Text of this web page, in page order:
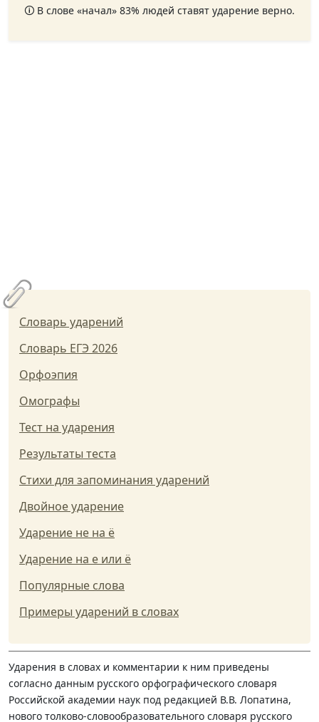
🛈 В слове «начал» 83% людей ставят ударение верно.
Словарь ударений
Словарь ЕГЭ 2026
Орфоэпия
Омографы
Тест на ударения
Результаты теста
Стихи для запоминания ударений
Двойное ударение
Ударение не на ё
Ударение на е или ё
Популярные слова
Примеры ударений в словах
Ударения в словах и комментарии к ним приведены
согласно данным русского орфографического словаря
Российской академии наук под редакцией В.В. Лопатина,
нового толково-словообразовательного словаря русского